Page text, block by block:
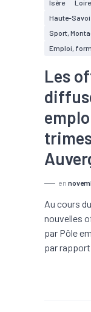
Isère
Loire
Haute-
Sport,
Emploi,
Les
en
Au cours
nouvelles
par Pôle
par rapport